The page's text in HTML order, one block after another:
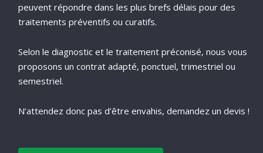
peuvent répondre dans les plus brefs délais pour des
traitements préventifs ou curatifs.
Selon le diagnostic et le traitement préconisé, nous vous
proposons un contrat adapté, ponctuel, trimestriel ou
semestriel.
N’attendez donc pas d’être envahis, demandez un devis !